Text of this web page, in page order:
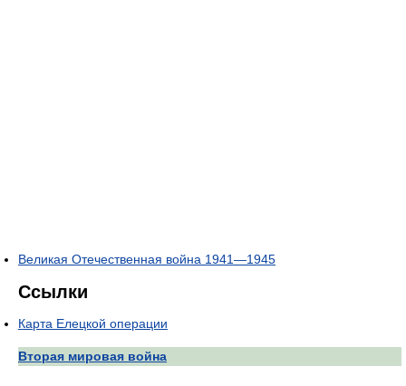
Великая Отечественная война 1941—1945
Ссылки
Карта Елецкой операции
Вторая мировая война